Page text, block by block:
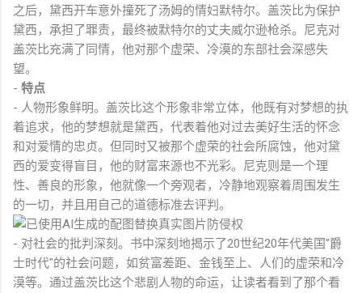
之后，黛西开车意外撞死了汤姆的情妇默特尔。盖茨比为保护
黛西，承担了罪责，最终被默特尔的丈夫威尔逊枪杀。尼克对
盖茨比充满了同情，他对那个虚荣、冷漠的东部社会深感失
望。
- 特点
- 人物形象鲜明。盖茨比这个形象非常立体，他既有对梦想的执
着追求，他的梦想就是黛西，代表着他对过去美好生活的怀念
和对爱情的忠贞。但同时又被那个虚荣的社会所腐蚀，他对黛
西的爱变得盲目，他的财富来源也不光彩。尼克则是一个理
性、善良的形象，他就像一个旁观者，冷静地观察着周围发生
的一切，并且用自己的道德标准去评判。
- 对社会的批判深刻。书中深刻地揭示了20世纪20年代美国"爵
士时代"的社会问题，如贫富差距、金钱至上、人们的虚荣和冷
漠等。通过盖茨比这个悲剧人物的命运，让读者看到了那个看